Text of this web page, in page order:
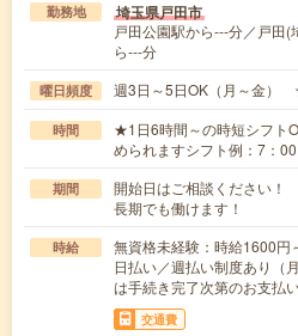
勤務地 埼玉県戸田市
戸田公園駅から---分／戸田
ら---分
曜日頻度 週3日～5日OK（月～金）
時間
★1日6時間～の時短シフト
められますシフト例：7：
期間
開始日はご相談ください
長期でも働けます！
時給
無資格未経験：時給1600
日払い／週払い制度あり（
は手続き完了次第のお支払
交通費